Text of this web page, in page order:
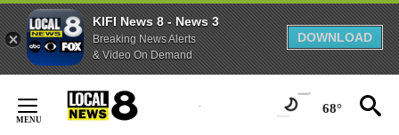
KIFI News 8 - News 3
Breaking News Alerts
& Video On Demand
DOWNLOAD
Content
68°